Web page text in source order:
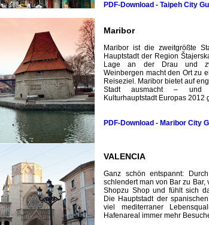
PDF-Download - Taipeh City
Maribor
Maribor ist die zweitgrößte
Hauptstadt der Region
Lage an der Drau und
Weinbergen macht den Ort zu
Reiseziel. Maribor bietet auf
Stadt ausmacht – und
Kulturhauptstadt Europas 2012
PDF-Download - Maribor City
VALENCIA
Ganz schön entspannt:
schlendert man von Bar zu Bar,
Shopzu Shop und fühlt sich
Die Hauptstadt der
viel mediterraner
Hafenareal immer mehr